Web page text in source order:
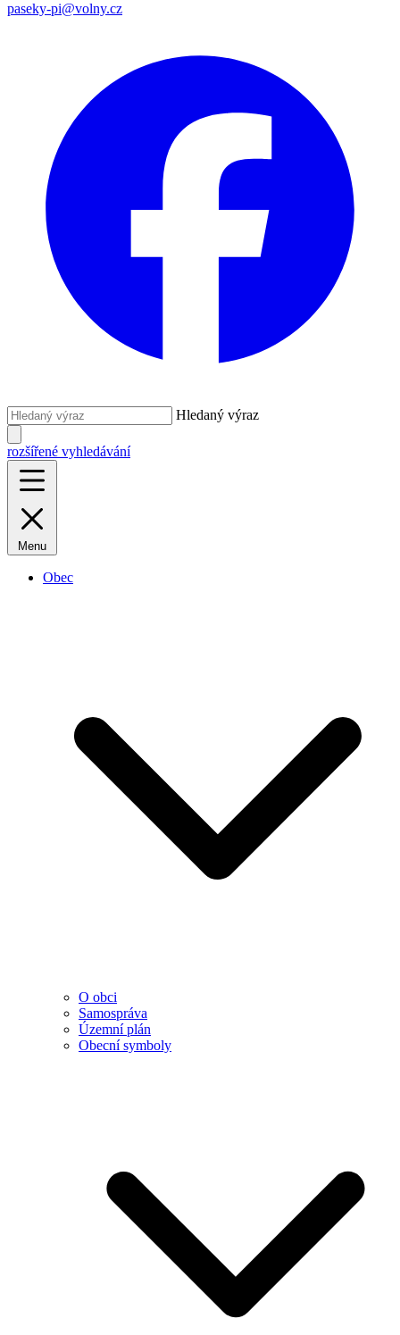
paseky-pi@volny.cz
Hledaný výraz
rozšířené vyhledávání
Menu
Obec
O obci
Samospráva
Územní plán
Obecní symboly